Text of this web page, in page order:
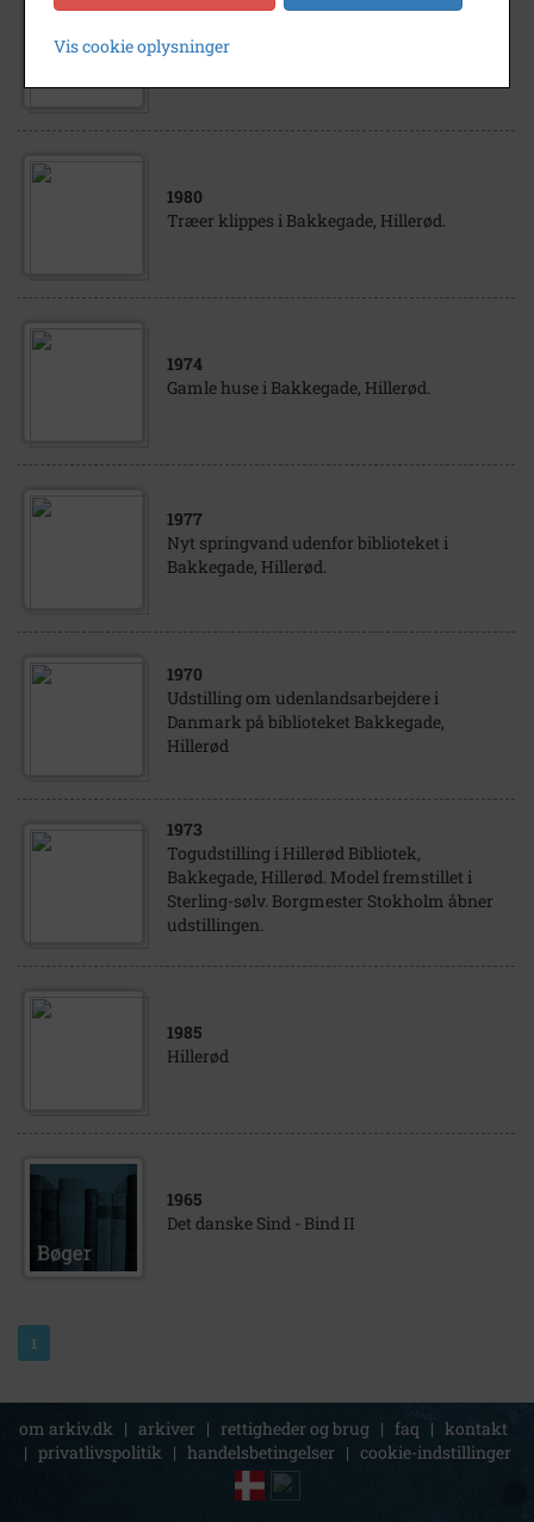
1982
Orkester i bibliotekshaven, Bakkegade,
1980
Træer klippes i Bakkegade, Hillerød.
1974
Gamle huse i Bakkegade, Hillerød.
1977
Nyt springvand udenfor biblioteket i
Bakkegade, Hillerød.
1970
Udstilling om udenlandsarbejdere i
Danmark på biblioteket Bakkegade,
Hillerød
1973
Togudstilling i Hillerød Bibliotek,
Bakkegade, Hillerød. Model fremstillet i
Sterling-sølv. Borgmester Stokholm åbner
udstillingen.
1985
Hillerød
1965
Det danske Sind - Bind II
1
om arkiv.dk | arkiver | rettigheder og brug | faq | kontakt
| privatlivspolitik | handelsbetingelser | cookie-indstillinger
Vis cookie oplysninger